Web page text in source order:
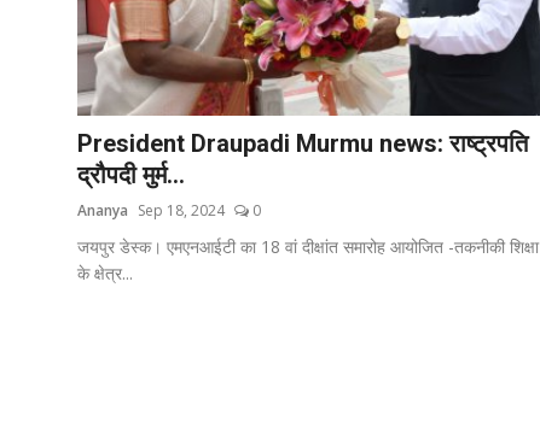
राजस्थान
President Draupadi Murmu news: राष्ट्रपति
द्रौपदी मुर्म...
Ananya Sep 18, 2024 0
जयपुर डेस्क। एमएनआईटी का 18 वां दीक्षांत समारोह आयोजित -तकनीकी शिक्षा
के क्षेत्र...